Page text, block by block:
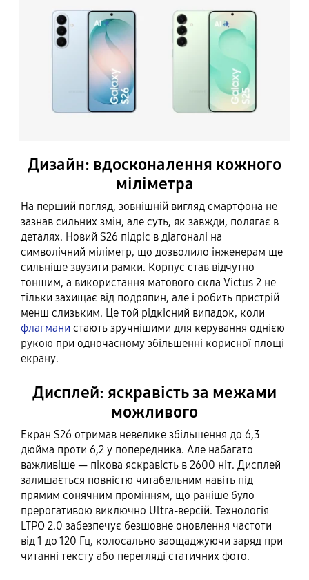
Дизайн: вдосконалення кожного
міліметра
На перший погляд, зовнішній вигляд смартфона не
зазнав сильних змін, але суть, як завжди, полягає в
деталях. Новий S26 підріс в діагоналі на
символічний міліметр, що дозволило інженерам ще
сильніше звузити рамки. Корпус став відчутно
тоншим, а використання матового скла Victus 2 не
тільки захищає від подряпин, але і робить пристрій
менш слизьким. Це той рідкісний випадок, коли
флагмани стають зручнішими для керування однією
рукою при одночасному збільшенні корисної площі
екрану.
Дисплей: яскравість за межами
можливого
Екран S26 отримав невелике збільшення до 6,3
дюйма проти 6,2 у попередника. Але набагато
важливіше — пікова яскравість в 2600 ніт. Дисплей
залишається повністю читабельним навіть під
прямим сонячним промінням, що раніше було
прерогативою виключно Ultra-версій. Технологія
LTPO 2.0 забезпечує безшовне оновлення частоти
від 1 до 120 Гц, колосально заощаджуючи заряд при
читанні тексту або перегляді статичних фото.